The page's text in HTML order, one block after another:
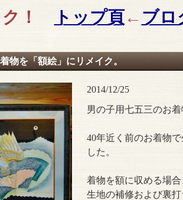
ク！ トップ頁← ブロ
物を「額絵」にリメイク。
2014/12/25
男の子用七五三のお
40年近く前のお着物
した。
着物を額に収める場
生地の補修および裏打